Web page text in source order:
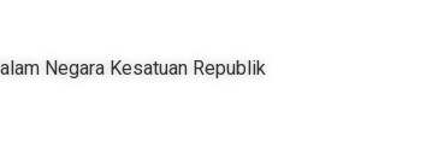
Negara Kesatuan Republik